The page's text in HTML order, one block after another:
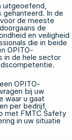
gehanteerd. In de
voor de meeste
de
en veiligheid
die in beide
OPITO-
in de hele sector
OPITO-
bij uw
waar u gaat
per bedrijf,
met FMTC Safety
in uw situatie